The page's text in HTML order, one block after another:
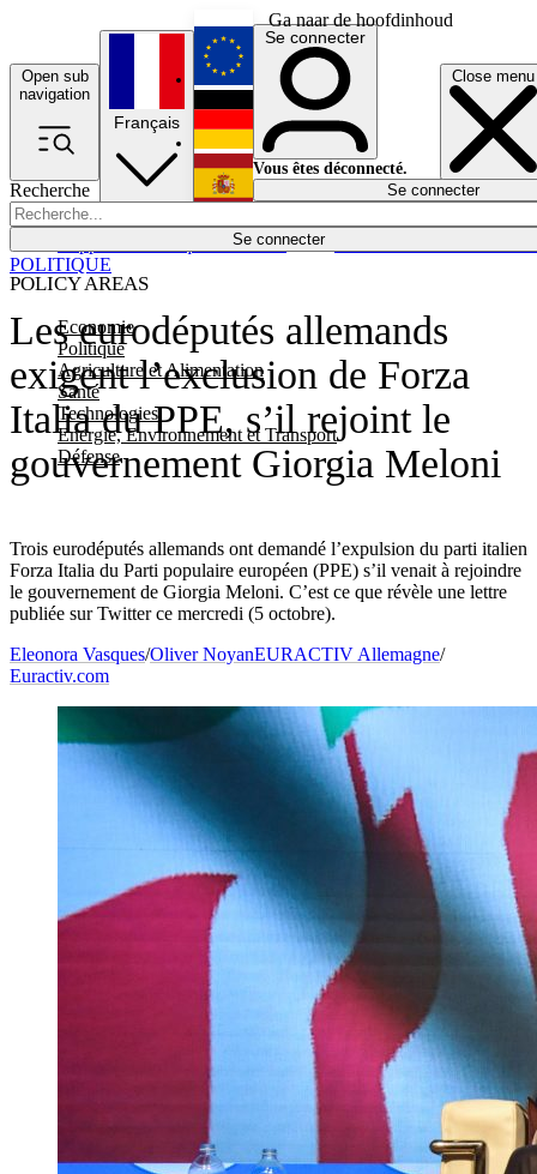
Ga naar de hoofdinhoud
Open sub
navigation
Close menu
Recherche
Se connecter
POLICY AREAS
Economie
Politique
Agriculture et Alimentation
Santé
Technologies
Energie, Environnement et Transport
Défense
Économie
Français
English
Deutsch
Español
Se connecter
Vous êtes déconnecté.
Se connecter
Les eurodéputés allemands
exigent l’exclusion de Forza
Italia du PPE, s’il rejoint le
gouvernement Giorgia Meloni
Trois eurodéputés allemands ont demandé l’expulsion du parti italien
Forza Italia du Parti populaire européen (PPE) s’il venait à rejoindre
le gouvernement de Giorgia Meloni. C’est ce que révèle une lettre
publiée sur Twitter ce mercredi (5 octobre).
POLITIQUE
Eleonora Vasques/Oliver NoyanEURACTIV Allemagne/
Euractiv.com